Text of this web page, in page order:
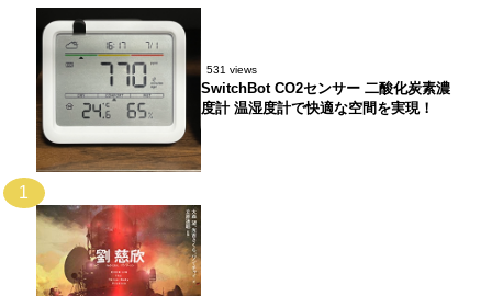
531 views
SwitchBot CO2センサー 二酸化炭素濃
度計 温湿度計で快適な空間を実現！
1